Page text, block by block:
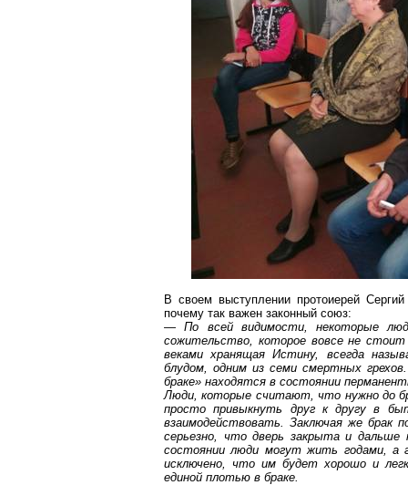
В своем выступлении протоиерей
почему так важен законный союз:
— По всей видимости, некоторые
сожительство, которое вовсе не стоит
веками хранящая Истину, всегда
блудом, одним из семи смертных
браке» находятся в состоянии
Люди, которые считают, что нужно до
просто привыкнуть друг к другу в
взаимодействовать. Заключая же
серьезно, что дверь закрыта и
состоянии люди могут жить годами, а
исключено, что им будет хорошо и
единой плотью в браке.